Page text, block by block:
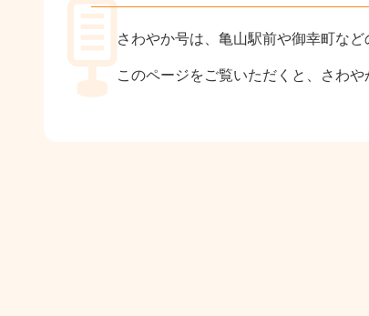
さわやか号は、亀山駅前や御幸町な
このページをご覧いただくと、さわ